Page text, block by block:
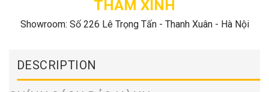
THẢM XINH
Showroom: Số 226 Lê Trọng Tấn - Thanh Xuân - Hà Nội
DESCRIPTION